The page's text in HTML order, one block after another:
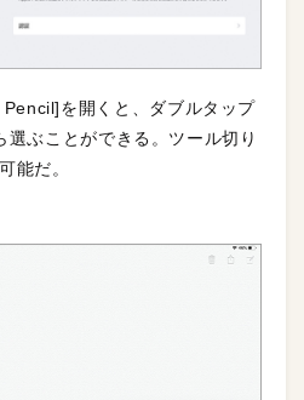
Pencil]を開くと、ダブルタップ
ぶことができる。ツール切り
能だ。